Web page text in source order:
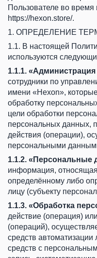
Пользователе во время
https://hexon.store/.
1. ОПРЕДЕЛЕНИЕ
1.1. В настоящей
используются
1.1.1. «Администрация
сотрудники по
имени «Hexon»,
обработку
цели обработки
персональных данных,
действия (операции),
персональными
1.1.2. «Персональные
информация,
определённому либо
лицу (субъекту
1.1.3. «Обработка
действие (операция)
(операций),
средств автоматизации
средств с